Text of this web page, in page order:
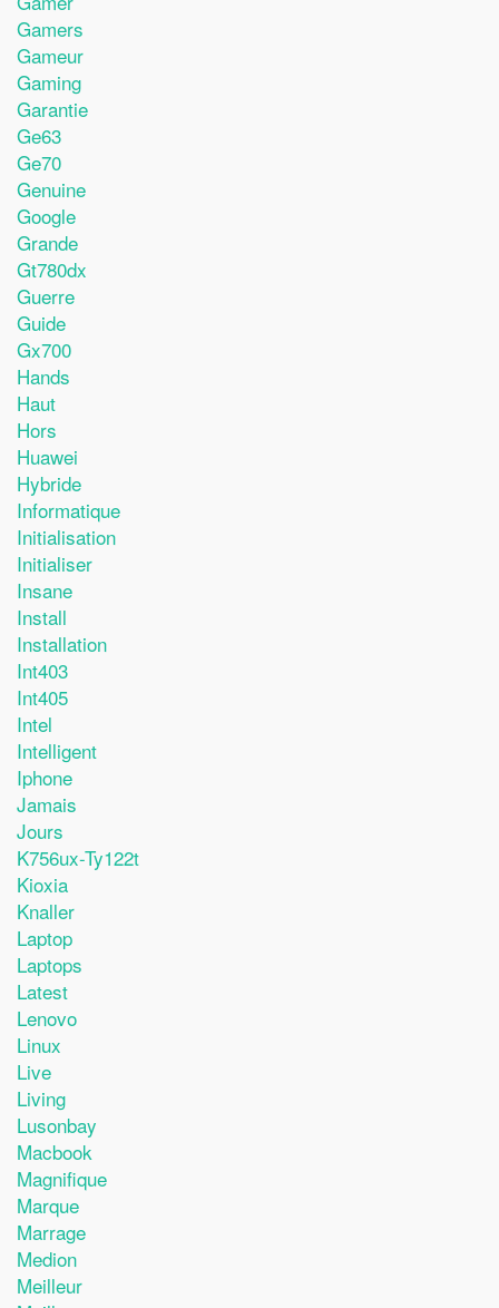
Gamers
Gameur
Gaming
Garantie
Ge63
Ge70
Genuine
Google
Grande
Gt780dx
Guerre
Guide
Gx700
Hands
Haut
Hors
Huawei
Hybride
Informatique
Initialisation
Initialiser
Insane
Install
Installation
Int403
Int405
Intel
Intelligent
Iphone
Jamais
Jours
K756ux-Ty122t
Kioxia
Knaller
Laptop
Laptops
Latest
Lenovo
Linux
Live
Living
Lusonbay
Macbook
Magnifique
Marque
Marrage
Medion
Meilleur